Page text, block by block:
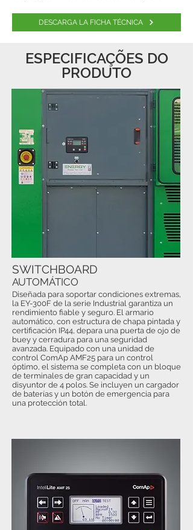
DESCARGA LA FICHA TÉCNICA
ESPECIFICAÇÕES DO
PRODUTO
Diseñada para soportar condiciones extremas,
la EY-300F de la serie Industrial garantiza un
rendimiento fiable y seguro. El armario
automático, con estructura de chapa pintada y
certificación IP44, depara una puerta de ojo de
buey y cerradura para una seguridad
avanzada. Equipado con una unidad de
control ComAp AMF25 para un control
óptimo, el sistema se completa con un bloque
de terminales de gran capacidad y un
disyuntor de 4 polos. Se incluyen un cargador
de baterías y un botón de emergencia para
una protección total.
SWITCHBOARD
AUTOMÁTICO